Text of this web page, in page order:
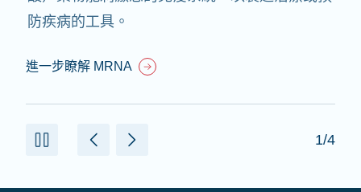
防疾病的工具。
進一步瞭解 MRNA
1/4